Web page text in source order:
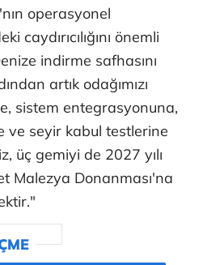
operasyonel
caydırıcılığını önemli
indirme safhasını
artık odağımızı
sistem entegrasyonuna,
ve seyir kabul testlerine
üç gemiyi de 2027 yılı
Malezya Donanması'na